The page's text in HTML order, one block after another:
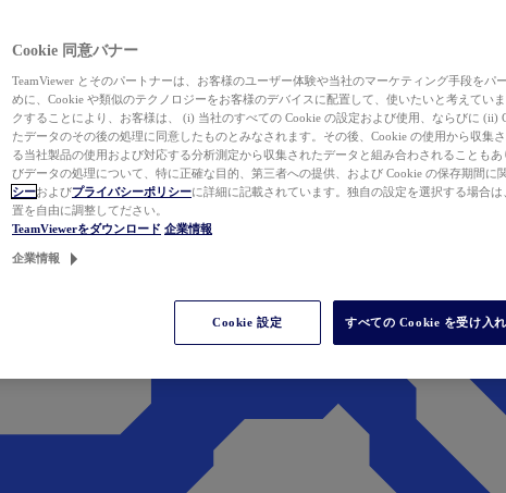
Cookie 同意バナー
TeamViewer とそのパートナーは、お客様のユーザー体験や当社のマーケティング手段をパ
めに、Cookie や類似のテクノロジーをお客様のデバイスに配置して、使いたいと考えていま
クすることにより、お客様は、 (i) 当社のすべての Cookie の設定および使用、ならびに (ii)
たデータのその後の処理に同意したものとみなされます。その後、Cookie の使用から収集
る当社製品の使用および対応する分析測定から収集されたデータと組み合わされることもあ
びデータの処理について、特に正確な目的、第三者への提供、および Cookie の保存期間に
シーおよびプライバシーポリシーに詳細に記載されています。独自の設定を選択する場合
置を自由に調整してださい。
TeamViewerをダウンロード 企業情報
企業情報
Cookie 設定 すべての Cookie を受け入